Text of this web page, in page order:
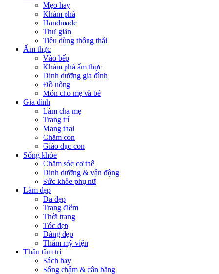
Mẹo hay
Khám phá
Handmade
Thư giãn
Tiêu dùng thông thái
Ẩm thực
Vào bếp
Khám phá ẩm thực
Dinh dưỡng gia đình
Đồ uống
Món cho mẹ và bé
Gia đình
Làm cha mẹ
Trang trí
Mang thai
Chăm con
Giáo dục con
Sống khỏe
Chăm sóc cơ thể
Dinh dưỡng & vận động
Sức khỏe phụ nữ
Làm đẹp
Da đẹp
Trang điểm
Thời trang
Tóc đẹp
Dáng đẹp
Thẩm mỹ viện
Thân tâm trí
Sách hay
Sống chậm & cân bằng